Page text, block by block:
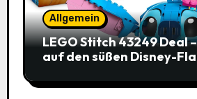
Allgemein
LEGO Stitch 43249 Deal
auf den süßen Disney-